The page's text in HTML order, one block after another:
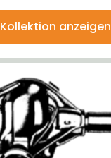
Kollektion anzeigen